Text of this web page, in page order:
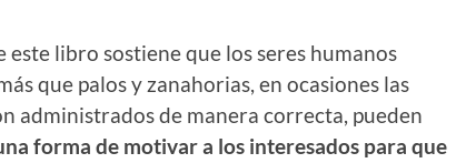
este libro sostiene que los seres humanos
que palos y zanahorias, en ocasiones las
administrados de manera correcta, pueden
forma de motivar a los interesados para que